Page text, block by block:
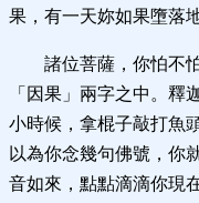
果，有一天妳如果墮落
諸位菩薩，你怕不
「因果」兩字之中。釋
小時候，拿棍子敲打魚
以為你念幾句佛號，你
音如來，點點滴滴你現